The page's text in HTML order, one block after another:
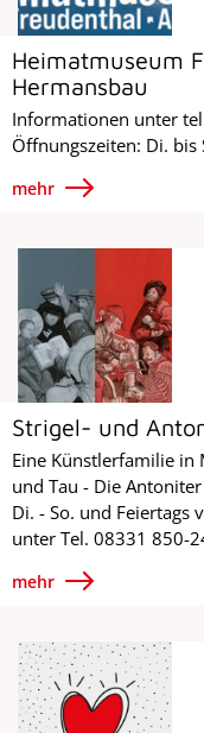
Heimatmuseum
Hermansbau
Informationen unter
Öffnungszeiten: Di. bis
mehr
Strigel- und
Eine Künstlerfamilie in
und Tau - Die
Di. - So. und
unter Tel. 08331 850-
mehr